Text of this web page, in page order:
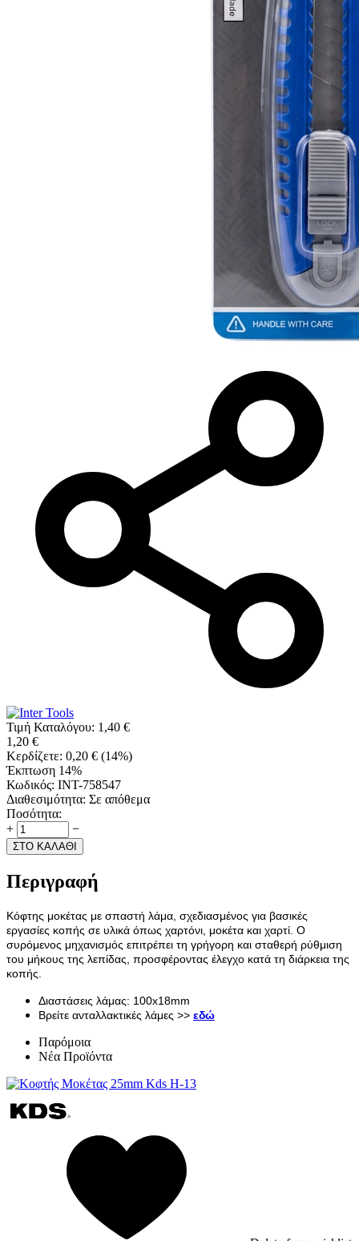
Τιμή Καταλόγου: 1,40 €
1,20 €
Κερδίζετε: 0,20 € (14%)
Έκπτωση 14%
Κωδικός: INT-758547
Διαθεσιμότητα: Σε απόθεμα
Ποσότητα:
+
−
ΣΤΟ ΚΑΛΑΘΙ
Περιγραφή
Κόφτης μοκέτας με σπαστή λάμα, σχεδιασμένος για βασικές
εργασίες κοπής σε υλικά όπως χαρτόνι, μοκέτα και χαρτί. Ο
συρόμενος μηχανισμός επιτρέπει τη γρήγορη και σταθερή ρύθμιση
του μήκους της λεπίδας, προσφέροντας έλεγχο κατά τη διάρκεια της
κοπής.
Διαστάσεις λάμας: 100x18mm
Βρείτε ανταλλακτικές λάμες >> εδώ
Παρόμοια
Νέα Προϊόντα